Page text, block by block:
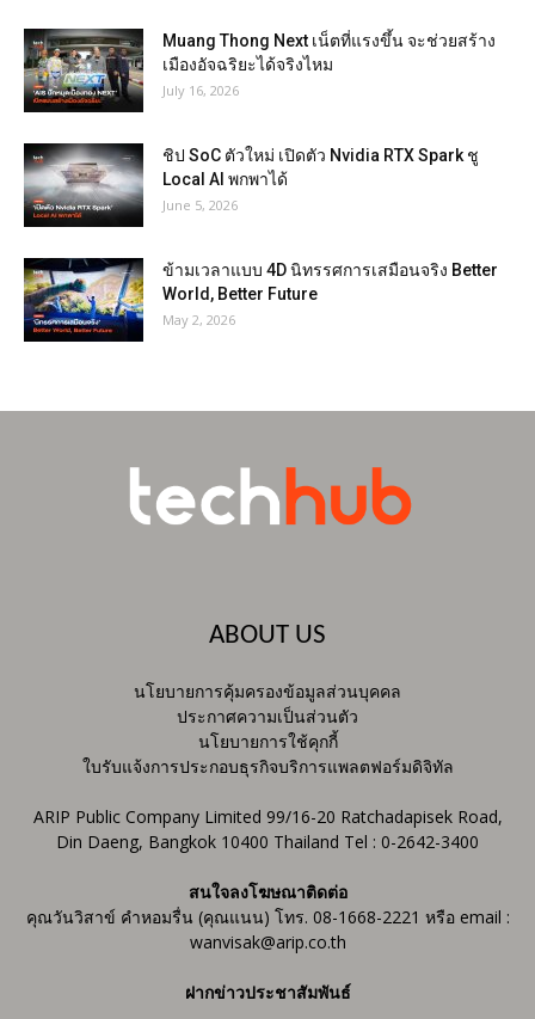
Muang Thong Next เน็ตที่แรงขึ้น จะช่วยสร้าง
เมืองอัจฉริยะได้จริงไหม
July 16, 2026
ชิป SoC ตัวใหม่ เปิดตัว Nvidia RTX Spark ชู
Local AI พกพาได้
June 5, 2026
ข้ามเวลาแบบ 4D นิทรรศการเสมือนจริง Better
World, Better Future
May 2, 2026
ABOUT US
นโยบายการคุ้มครองข้อมูลส่วนบุคคล
ประกาศความเป็นส่วนตัว
นโยบายการใช้คุกกี้
ใบรับแจ้งการประกอบธุรกิจบริการแพลตฟอร์มดิจิทัล
ARIP Public Company Limited 99/16-20 Ratchadapisek Road,
Din Daeng, Bangkok 10400 Thailand Tel : 0-2642-3400
สนใจลงโฆษณาติดต่อ
คุณวันวิสาข์ คำหอมรื่น (คุณแนน) โทร. 08-1668-2221 หรือ email :
wanvisak@arip.co.th
ฝากข่าวประชาสัมพันธ์